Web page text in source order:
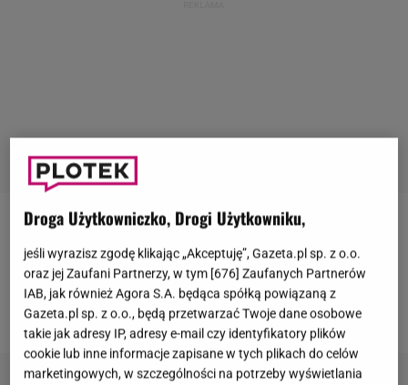
Monika Olejnik
udzieliła wywiadu "Fashion
Magazine" i została gwiazdą okładki trzeciego
numeru tegorocznej odsłony kwartalnika. Problem w
tym, że na zdjęciu nie przypomina siebie.
Droga Użytkowniczko, Drogi Użytkowniku,
jeśli wyrazisz zgodę klikając „Akceptuję”, Gazeta.pl sp. z o.o.
oraz jej Zaufani Partnerzy, w tym [676] Zaufanych Partnerów
IAB, jak również Agora S.A. będąca spółką powiązaną z
Gazeta.pl sp. z o.o., będą przetwarzać Twoje dane osobowe
takie jak adresy IP, adresy e-mail czy identyfikatory plików
cookie lub inne informacje zapisane w tych plikach do celów
marketingowych, w szczególności na potrzeby wyświetlania